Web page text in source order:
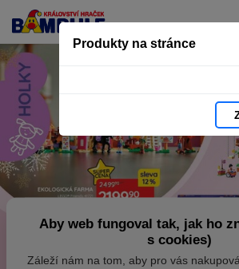
Produkty na stránce
Aby web fungoval tak, jak ho
s cookies)
Záleží nám na tom, aby pro vás